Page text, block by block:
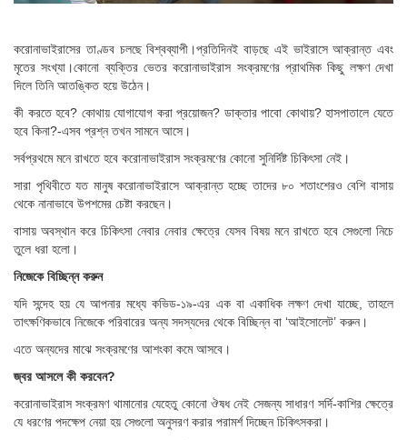
করোনাভাইরাসের তাণ্ডব চলছে বিশ্বব্যাপী।প্রতিদিনই বাড়ছে এই ভাইরাসে আক্রান্ত এবং
মৃতের সংখ্যা।কোনো ব্যক্তির ভেতর করোনাভাইরাস সংক্রমণের প্রাথমিক কিছু লক্ষণ দেখা
দিলে তিনি আতঙ্কিত হয়ে উঠেন।
কী করতে হবে? কোথায় যোগাযোগ করা প্রয়োজন? ডাক্তার পাবো কোথায়? হাসপাতালে যেতে
হবে কিনা?-এসব প্রশ্ন তখন সামনে আসে।
সর্বপ্রথমে মনে রাখতে হবে করোনাভাইরাস সংক্রমণের কোনো সুনির্দিষ্ট চিকিৎসা নেই।
সারা পৃথিবীতে যত মানুষ করোনাভাইরাসে আক্রান্ত হচ্ছে তাদের ৮০ শতাংশেরও বেশি বাসায়
থেকে নানাভাবে উপশমের চেষ্টা করছেন।
বাসায় অবস্থান করে চিকিৎসা নেবার নেবার ক্ষেত্রে যেসব বিষয় মনে রাখতে হবে সেগুলো নিচে
তুলে ধরা হলো।
নিজেকে বিচ্ছিন্ন করুন
যদি সন্দেহ হয় যে আপনার মধ্যে কভিড-১৯-এর এক বা একাধিক লক্ষণ দেখা যাচ্ছে, তাহলে
তাৎক্ষণিকভাবে নিজেকে পরিবারের অন্য সদস্যদের থেকে বিচ্ছিন্ন বা ‘আইসোলেট’ করুন।
এতে অন্যদের মাঝে সংক্রমণের আশংকা কমে আসবে।
জ্বর আসলে কী করবেন?
করোনাভাইরাস সংক্রমণ থামানোর যেহেতু কোনো ঔষধ নেই সেজন্য সাধারণ সর্দি-কাশির ক্ষেত্রে
যে ধরণের পদক্ষেপ নেয়া হয় সেগুলো অনুসরণ করার পরামর্শ দিচ্ছেন চিকিৎসকরা।